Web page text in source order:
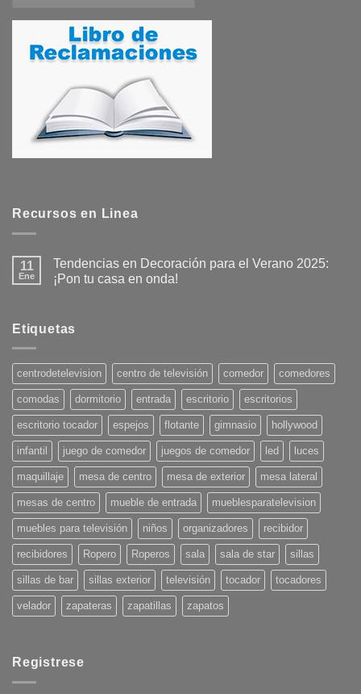
Recursos en Linea
11
Ene
Tendencias en Decoración para el Verano 2025:
¡Pon tu casa en onda!
en
Tendencias
para
el
Verano
2025:
¡Pon
tu
casa
en
onda!
Etiquetas
centrodetelevision centro de televisión comedor comedores
comodas dormitorio entrada escritorio escritorios
escritorio tocador espejos flotante gimnasio hollywood
infantil juego de comedor juegos de comedor led luces
maquillaje mesa de centro mesa de exterior mesa lateral
mesas de centro mueble de entrada mueblesparatelevision
muebles para televisión niños organizadores recibidor
recibidores Ropero Roperos sala sala de star sillas
sillas de bar sillas exterior televisión tocador tocadores
velador zapateras zapatillas zapatos
Registrese